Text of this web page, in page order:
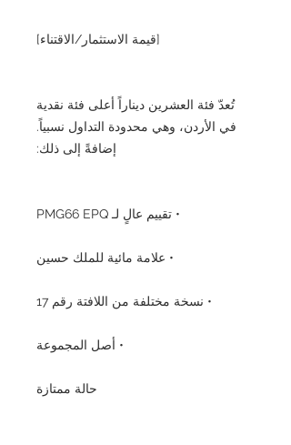
[قيمة الاستثمار/الاقتناء]
تُعدّ فئة العشرين ديناراً أعلى فئة نقدية
في الأردن، وهي محدودة التداول نسبياً.
إضافةً إلى ذلك:
• تقييم عالٍ لـ PMG66 EPQ
• علامة مائية للملك حسين
• نسخة مختلفة من اللافتة رقم 17
• أصل المجموعة
حالة ممتازة